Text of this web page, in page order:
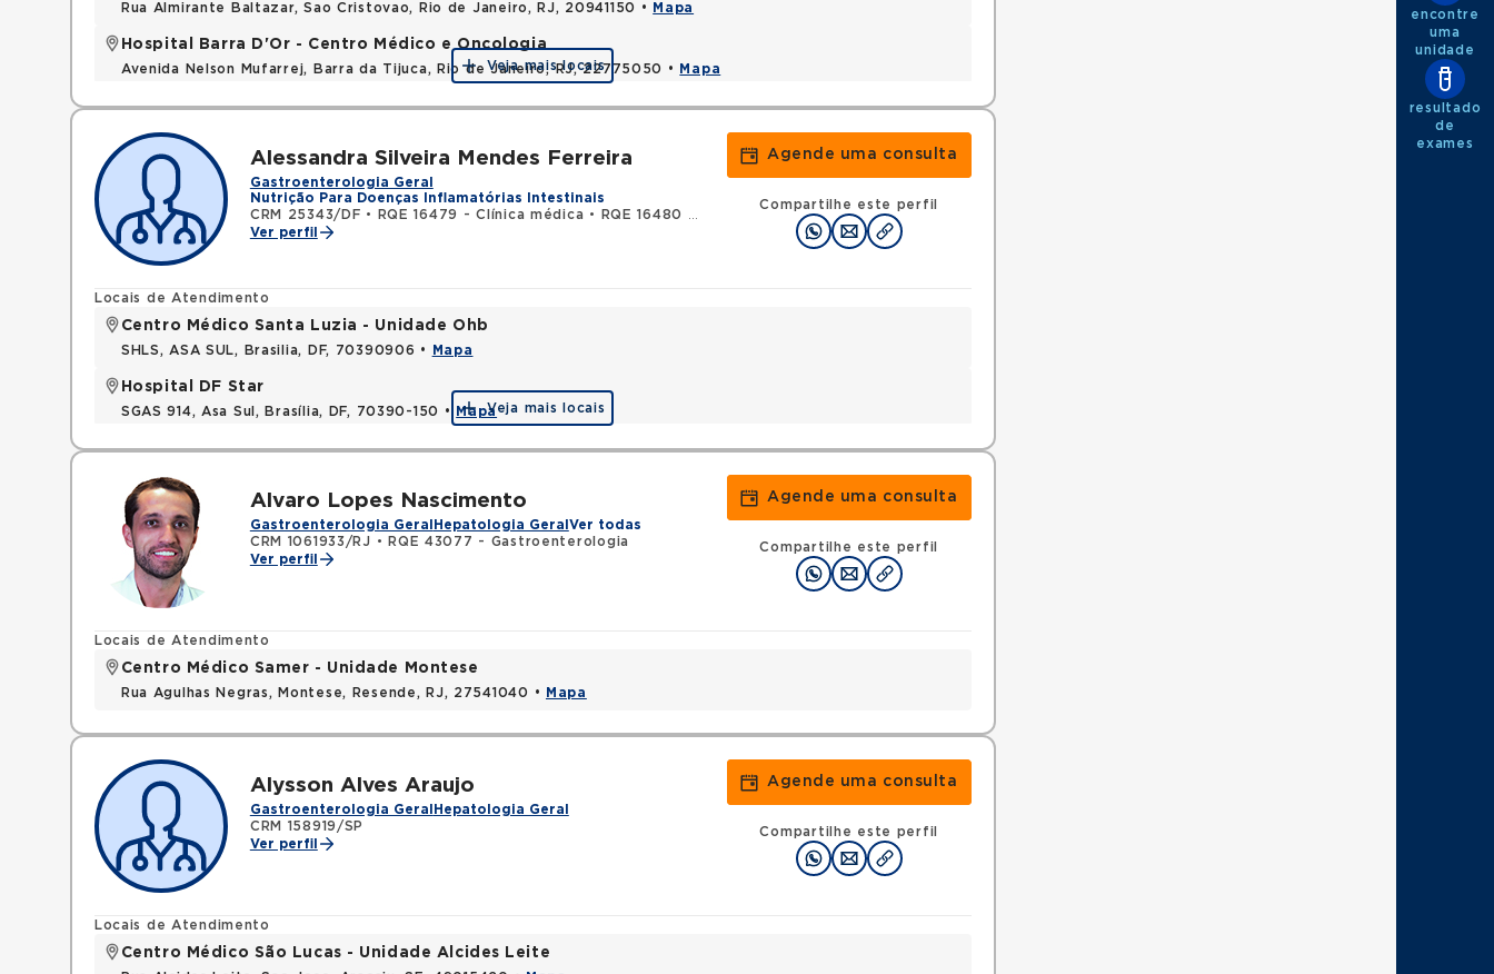
Rua Almirante Baltazar, Sao Cristovao, Rio de Janeiro, RJ, 20941150 • Mapa
Hospital Barra D'Or - Centro Médico e Oncologia
Avenida Nelson Mufarrej, Barra da Tijuca, Rio de Janeiro, RJ, 22775050 • Mapa
Veja mais locais
Alessandra Silveira Mendes Ferreira
Gastroenterologia Geral
Nutrição Para Doenças Inflamatórias Intestinais
CRM 25343/DF • RQE 16479 - Clínica médica • RQE 16480 - Gastroenterologia •RQE 17901 - Endoscopia
Ver perfil
Agende uma consulta
Compartilhe este perfil
Locais de Atendimento
Centro Médico Santa Luzia - Unidade Ohb
SHLS, ASA SUL, Brasilia, DF, 70390906 • Mapa
Hospital DF Star
SGAS 914, Asa Sul, Brasília, DF, 70390-150 • MapaVeja mais locais
Alvaro Lopes Nascimento
Gastroenterologia Geral Hepatologia Geral Ver todas
CRM 1061933/RJ •
RQE 43077 - Gastroenterologia
Ver perfil
Agende uma consulta
Compartilhe este perfil
Locais de Atendimento
Centro Médico Samer - Unidade Montese
Rua Agulhas Negras, Montese, Resende, RJ, 27541040 • Mapa
Alysson Alves Araujo
Gastroenterologia Geral Hepatologia Geral
CRM 158919/SP
Ver perfil
Agende uma consulta
Compartilhe este perfil
Locais de Atendimento
Centro Médico São Lucas - Unidade Alcides Leite
encontre
uma
unidade
resultado
de
exames